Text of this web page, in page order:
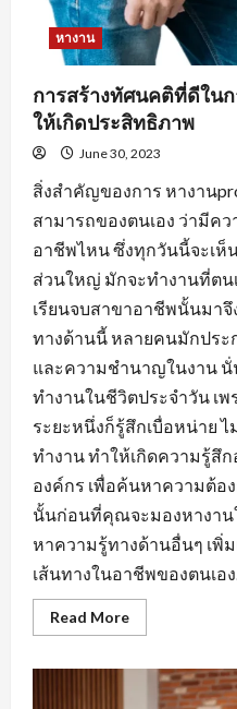
หางาน
การสร้างทัศนคติที่ดีในก
ให้เกิดประสิทธิภาพ
June 30, 2023
สิ่งสำคัญของการ หางาน
สามารถของตนเอง ว่ามีค
อาชีพไหน ซึ่งทุกวันนี้จะเห็
ส่วนใหญ่ มักจะทำงานที่ตน
เรียนจบสาขาอาชีพนั้นมา
ทางด้านนี้ หลายคนมักปร
และความชำนาญในงาน นั่
ทำงานในชีวิตประจำวัน เ
ระยะหนึ่งก็รู้สึกเบื่อหน่าย
ทำงาน ทำให้เกิดความรู้สึ
องค์กร เพื่อค้นหาความต้อ
นั้นก่อนที่คุณจะมองหางา
หาความรู้ทางด้านอื่นๆ เพิ่
เส้นทางในอาชีพของตนเอง
Read MoreRead
more
สร้าง
ทัศนคติ